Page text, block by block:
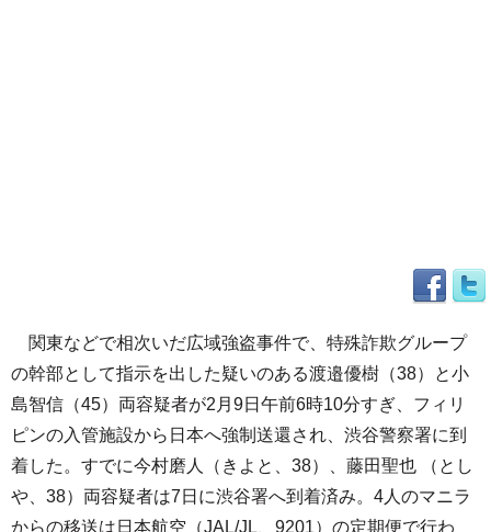
関東などで相次いだ広域強盗事件で、特殊詐欺グループ
の幹部として指示を出した疑いのある渡邉優樹（38）と小
島智信（45）両容疑者が2月9日午前6時10分すぎ、フィリ
ピンの入管施設から日本へ強制送還され、渋谷警察署に到
着した。すでに今村磨人（きよと、38）、藤田聖也 （とし
や、38）両容疑者は7日に渋谷署へ到着済み。4人のマニラ
からの移送は日本航空（JAL/JL、9201）の定期便で行わ